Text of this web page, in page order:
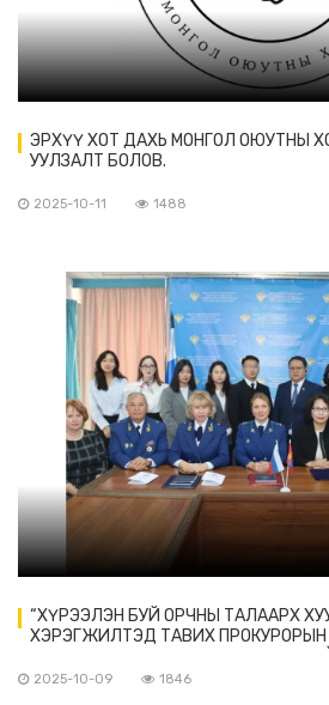
ЭРХҮҮ ХОТ ДАХЬ МОНГОЛ ОЮУТНЫ
УУЛЗАЛТ БОЛОВ.
2025-10-11 1488
“ХҮРЭЭЛЭН БУЙ ОРЧНЫ ТАЛААРХ
ХЭРЭГЖИЛТЭД ТАВИХ ПРОКУРОРЫН
БОЛОВ.
2025-10-09 1846